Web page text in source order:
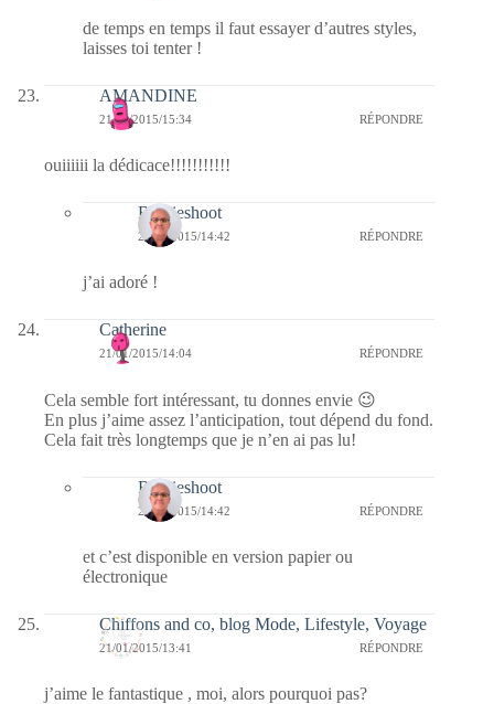
de temps en temps il faut essayer d’autres styles,
laisses toi tenter !
AMANDINE
21/01/2015/15:34 RÉPONDRE
ouiiiiii la dédicace!!!!!!!!!!!
Bernieshoot
22/01/2015/14:42 RÉPONDRE
j’ai adoré !
Catherine
21/01/2015/14:04 RÉPONDRE
Cela semble fort intéressant, tu donnes envie 😉
En plus j’aime assez l’anticipation, tout dépend du fond.
Cela fait très longtemps que je n’en ai pas lu!
Bernieshoot
22/01/2015/14:42 RÉPONDRE
et c’est disponible en version papier ou
électronique
Chiffons and co, blog Mode, Lifestyle, Voyage
21/01/2015/13:41 RÉPONDRE
j’aime le fantastique , moi, alors pourquoi pas?